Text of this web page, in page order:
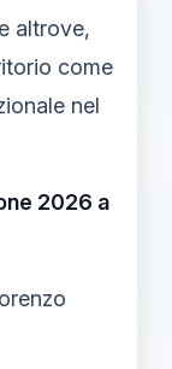
altrove,
come
nel
2026 a